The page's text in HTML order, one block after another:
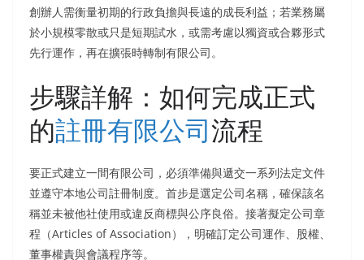
創辦人需衡量初期的行政負擔與長遠的成長利益；若業務屬
於小規模零散或只是短期試水，或需考慮以獨資或合夥形式
先行運作，再在擴張時轉制有限公司。
步驟詳解：如何完成正式
的註冊有限公司流程
要正式建立一間有限公司，必須準備與遞交一系列法定文件
並遵守本地公司註冊制度。首步是選定公司名稱，確保該名
稱並未被他社使用或違反商標與公序良俗。接著擬定公司章
程（Articles of Association），明確訂定公司運作、股權、
董事權責與會議程序等。